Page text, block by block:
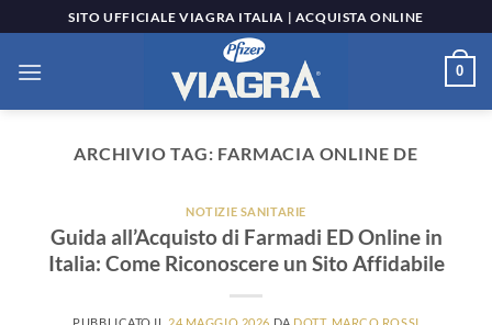
ai
contenuti
SITO UFFICIALE VIAGRA ITALIA | ACQUISTA ONLINE
0
ARCHIVIO TAG: FARMACIA ONLINE DE
NOTIZIE SANITARIE
Guida all’Acquisto di Farmadi ED Online in
Italia: Come Riconoscere un Sito Affidabile
PUBBLICATO IL 24 MAGGIO 2026 DA DOTT. MARCO ROSSI